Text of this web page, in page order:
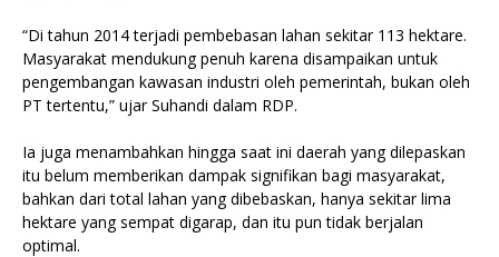
‎“Di tahun 2014 terjadi pembebasan lahan sekitar 113 hektare.
Masyarakat mendukung penuh karena disampaikan untuk
pengembangan kawasan industri oleh pemerintah, bukan oleh
PT tertentu,” ujar Suhandi dalam RDP.
‎Ia juga menambahkan hingga saat ini daerah yang dilepaskan
itu belum memberikan dampak signifikan bagi masyarakat,
bahkan dari total lahan yang dibebaskan, hanya sekitar lima
hektare yang sempat digarap, dan itu pun tidak berjalan
optimal.